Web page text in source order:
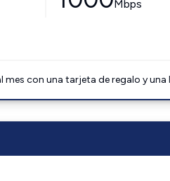
Mbps
con una tarjeta de regalo y